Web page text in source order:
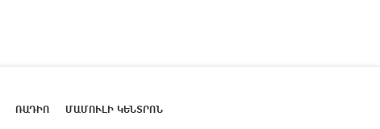
ՌԱԴԻՈ ՄԱՄՈՒԼԻ ԿԵՆՏՐՈՆ